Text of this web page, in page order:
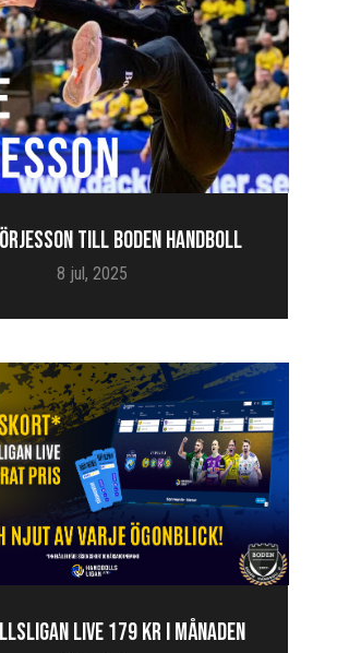
TILL BODEN HANDBOLL
8 jul, 2025
LIVE 179 KR I MÅNADEN